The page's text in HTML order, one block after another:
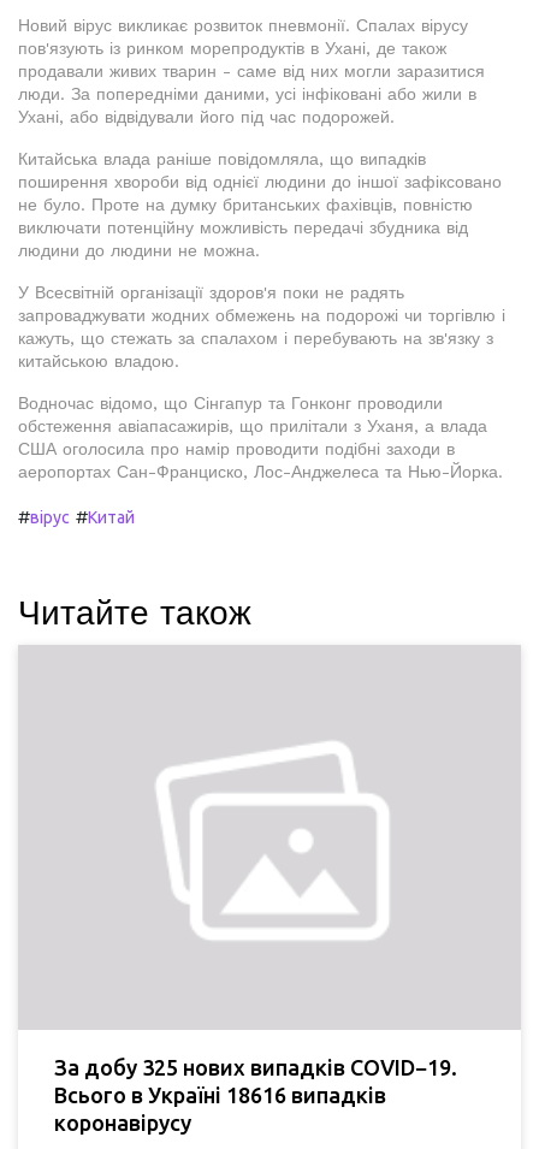
Новий вірус викликає розвиток пневмонії. Спалах вірусу
пов'язують із ринком морепродуктів в Ухані, де також
продавали живих тварин - саме від них могли заразитися
люди. За попередніми даними, усі інфіковані або жили в
Ухані, або відвідували його під час подорожей.
Китайська влада раніше повідомляла, що випадків
поширення хвороби від однієї людини до іншої зафіксовано
не було. Проте на думку британських фахівців, повністю
виключати потенційну можливість передачі збудника від
людини до людини не можна.
У Всесвітній організації здоров'я поки не радять
запроваджувати жодних обмежень на подорожі чи торгівлю і
кажуть, що стежать за спалахом і перебувають на зв'язку з
китайською владою.
Водночас відомо, що Сінгапур та Гонконг проводили
обстеження авіапасажирів, що прилітали з Уханя, а влада
США оголосила про намір проводити подібні заходи в
аеропортах Сан-Франциско, Лос-Анджелеса та Нью-Йорка.
#вірус #Китай
Читайте також
За добу 325 нових випадків COVID−19.
Всього в Україні 18616 випадків
коронавірусу